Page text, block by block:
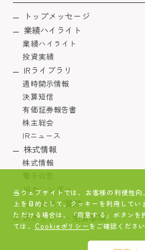
当ウェブサイトでは、お客様の利便性
上を目的として、クッキーを利用して
ただける場合は、「同意する」ボタン
ては、 Cookieポリシーをご確認ください
トップメッセージ
業績ハイライト
業績ハイライト
投資実績
IRライブラリ
適時開示情報
決算短信
有価証券報告書
株主総会
IRニュース
株式情報
株式情報
電子公告
IRカレンダー
よくあるご質問
IRポリシー・免責事項